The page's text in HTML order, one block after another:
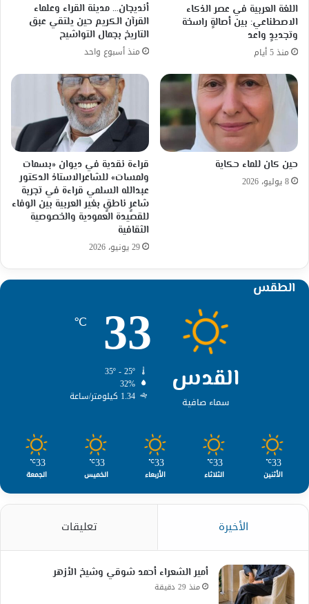
اللغة العربية في عصر الذكاء
الاصطناعي: بين أصالةٍ راسخة
وتجديدٍ واعد
منذ 5 أيام
أنديجان… مدينة القراء وعلماء
القرآن الكريم حين يلتقي عبق
التاريخ بجمال التواشيح
منذ أسبوع واحد
حين كان للماء حكاية
8 يوليو، 2026
قراءة نقدية في ديوان «بسمات
ولمسات» للشاعرالاستاذ الدكتور
عبدالله السلمي قراءة في تجربة
شاعرٍ ناطقٍ بغير العربية بين الوفاء
للقصيدة العمودية والخصوصية
الثقافية
29 يونيو، 2026
الطقس
القدس
سماء صافية
33
℃
32%
1.34 كيلومتر/ساعة
33
℃
الأثنين
33
℃
الثلاثاء
33
℃
الأربعاء
33
℃
الخميس
33
℃
الجمعة
الأخيرة تعليقات
أمير الشعراء أحمد شوقي وشيخ الأزهر
منذ 29 دقيقة